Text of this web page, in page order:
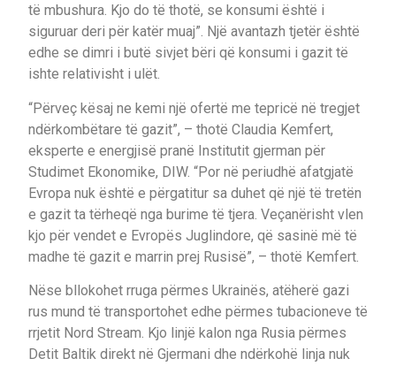
të mbushura. Kjo do të thotë, se konsumi është i
siguruar deri për katër muaj”. Një avantazh tjetër është
edhe se dimri i butë sivjet bëri që konsumi i gazit të
ishte relativisht i ulët.
“Përveç kësaj ne kemi një ofertë me tepricë në tregjet
ndërkombëtare të gazit”, – thotë Claudia Kemfert,
eksperte e energjisë pranë Institutit gjerman për
Studimet Ekonomike, DIW. “Por në periudhë afatgjatë
Evropa nuk është e përgatitur sa duhet që një të tretën
e gazit ta tërheqë nga burime të tjera. Veçanërisht vlen
kjo për vendet e Evropës Juglindore, që sasinë më të
madhe të gazit e marrin prej Rusisë”, – thotë Kemfert.
Nëse bllokohet rruga përmes Ukrainës, atëherë gazi
rus mund të transportohet edhe përmes tubacioneve të
rrjetit Nord Stream. Kjo linjë kalon nga Rusia përmes
Detit Baltik direkt në Gjermani dhe ndërkohë linja nuk